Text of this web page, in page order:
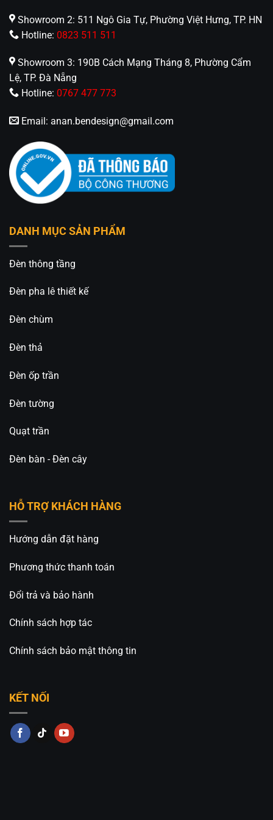
⚡️An An Decor – Ánh sáng từ tâm hồn
🏢CN 1: 514 Nguyễn Oanh, Phường An Nhơn, TP.
Hồ Chí Minh
Nội
Hotline: 0826.227.227 – 0813.160.160 (Zalo)
Fanpage: Đèn Trang Trí An An Decor
Showroom 2: 511 Ngô Gia Tự, Phường Việt Hưng, TP. HN
Hotline: 0823 511 511
Showroom 3: 190B Cách Mạng Tháng 8, Phường Cẩm
Lệ, TP. Đà Nẵng
Hotline: 0767 477 773
Email: anan.bendesign@gmail.com
DANH MỤC SẢN PHẨM
Đèn thông tầng
Đèn pha lê thiết kế
Đèn chùm
Đèn thả
Đèn ốp trần
Đèn tường
Quạt trần
Đèn bàn - Đèn cây
HỖ TRỢ KHÁCH HÀNG
Hướng dẫn đặt hàng
Phương thức thanh toán
Đổi trả và bảo hành
Chính sách hợp tác
Chính sách bảo mật thông tin
KẾT NỐI